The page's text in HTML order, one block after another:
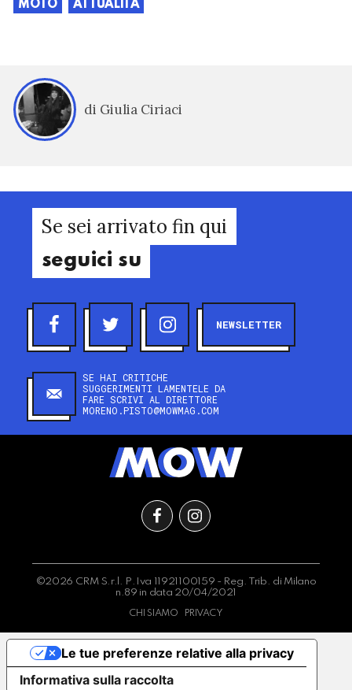
MOTO ATTUALITÀ
di Giulia Ciriaci
Se sei arrivato fin qui
seguici su
NEWSLETTER
SE HAI CRITICHE
SUGGERIMENTI LAMENTELE DA
FARE SCRIVI AL DIRETTORE
MORENO.PISTO@MOWMAG.COM
©2026 CRM S.r.l. P.Iva 11921100159 - Reg. Trib. di Milano
n.89 in data 20/04/2021
CHI SIAMO PRIVACY
Informativa sulla raccolta
Le tue preferenze relative alla privacy